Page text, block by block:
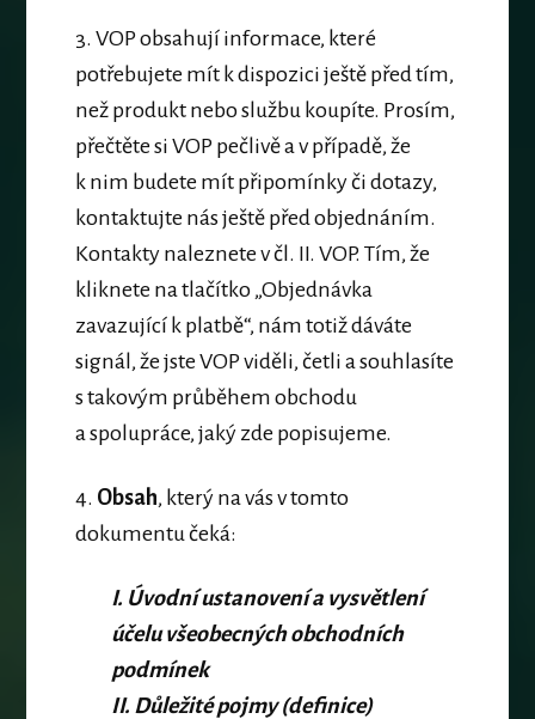
3. VOP obsahují informace, které
potřebujete mít k dispozici ještě před tím,
než produkt nebo službu koupíte. Prosím,
přečtěte si VOP pečlivě a v případě, že
k nim budete mít připomínky či dotazy,
kontaktujte nás ještě před objednáním.
Kontakty naleznete v čl. II. VOP. Tím, že
kliknete na tlačítko „Objednávka
zavazující k platbě“, nám totiž dáváte
signál, že jste VOP viděli, četli a souhlasíte
s takovým průběhem obchodu
a spolupráce, jaký zde popisujeme.
4. Obsah, který na vás v tomto
dokumentu čeká:
I. Úvodní ustanovení a vysvětlení
účelu všeobecných obchodních
podmínek
II. Důležité pojmy (definice)